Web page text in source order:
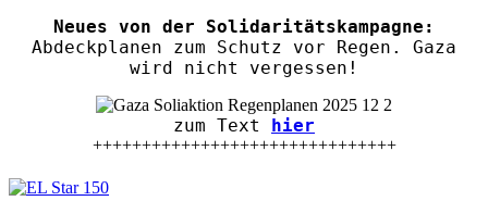
Neues von der Solidaritätskampagne:
Abdeckplanen zum Schutz vor Regen. Gaza
wird nicht vergessen!
zum Text hier
+++++++++++++++++++++++++++++++